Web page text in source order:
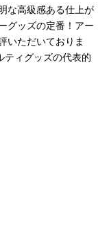
な高級感ある仕上が
グッズの定番！アー
いただいておりま
ティグッズの代表的